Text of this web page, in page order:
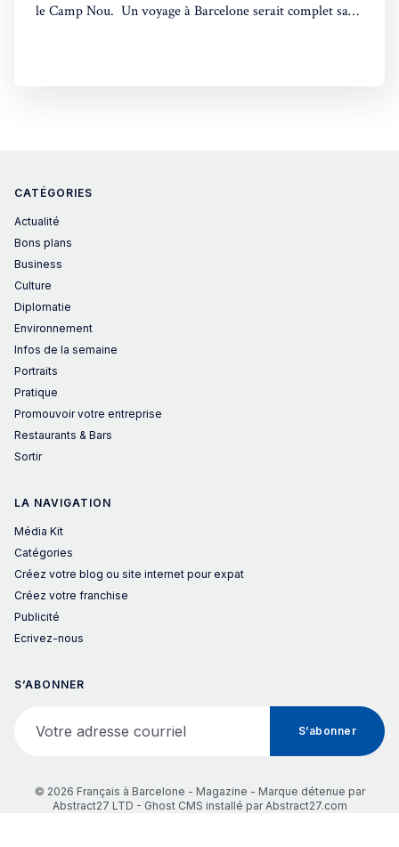
le Camp Nou. Un voyage à Barcelone serait complet sans
CATÉGORIES
Actualité
Bons plans
Business
Culture
Diplomatie
Environnement
Infos de la semaine
Portraits
Pratique
Promouvoir votre entreprise
Restaurants & Bars
Sortir
LA NAVIGATION
Média Kit
Catégories
Créez votre blog ou site internet pour expat
Créez votre franchise
Publicité
Ecrivez-nous
S’ABONNER
S’abonner
© 2026 Français à Barcelone - Magazine - Marque détenue par
Abstract27 LTD - Ghost CMS installé parAbstract27.com